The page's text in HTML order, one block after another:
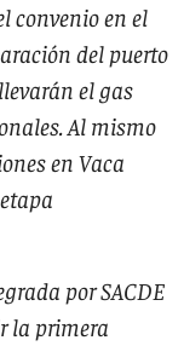
convenio en el
del puerto
el gas
Al mismo
en Vaca
por SACDE
la primera